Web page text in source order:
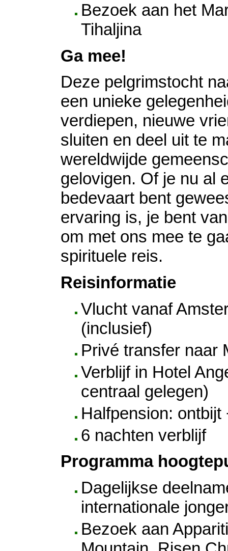
Bezoek aan het
Tihaljina
Ga mee!
Deze pelgrimstocht
een unieke
verdiepen, nieuwe
sluiten en deel uit te
wereldwijde
gelovigen. Of je nu al
bedevaart bent
ervaring is, je bent
om met ons mee te
spirituele reis.
Reisinformatie
Vlucht vanaf
(inclusief)
Privé transfer naar
Verblijf in Hotel
centraal gelegen)
Halfpension:
6 nachten verblijf
Programma
Dagelijkse
internationale
Bezoek aan